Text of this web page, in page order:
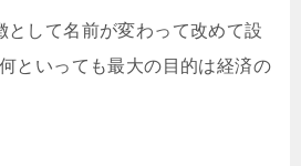
として名前が変わって改めて設
といっても最大の目的は経済の